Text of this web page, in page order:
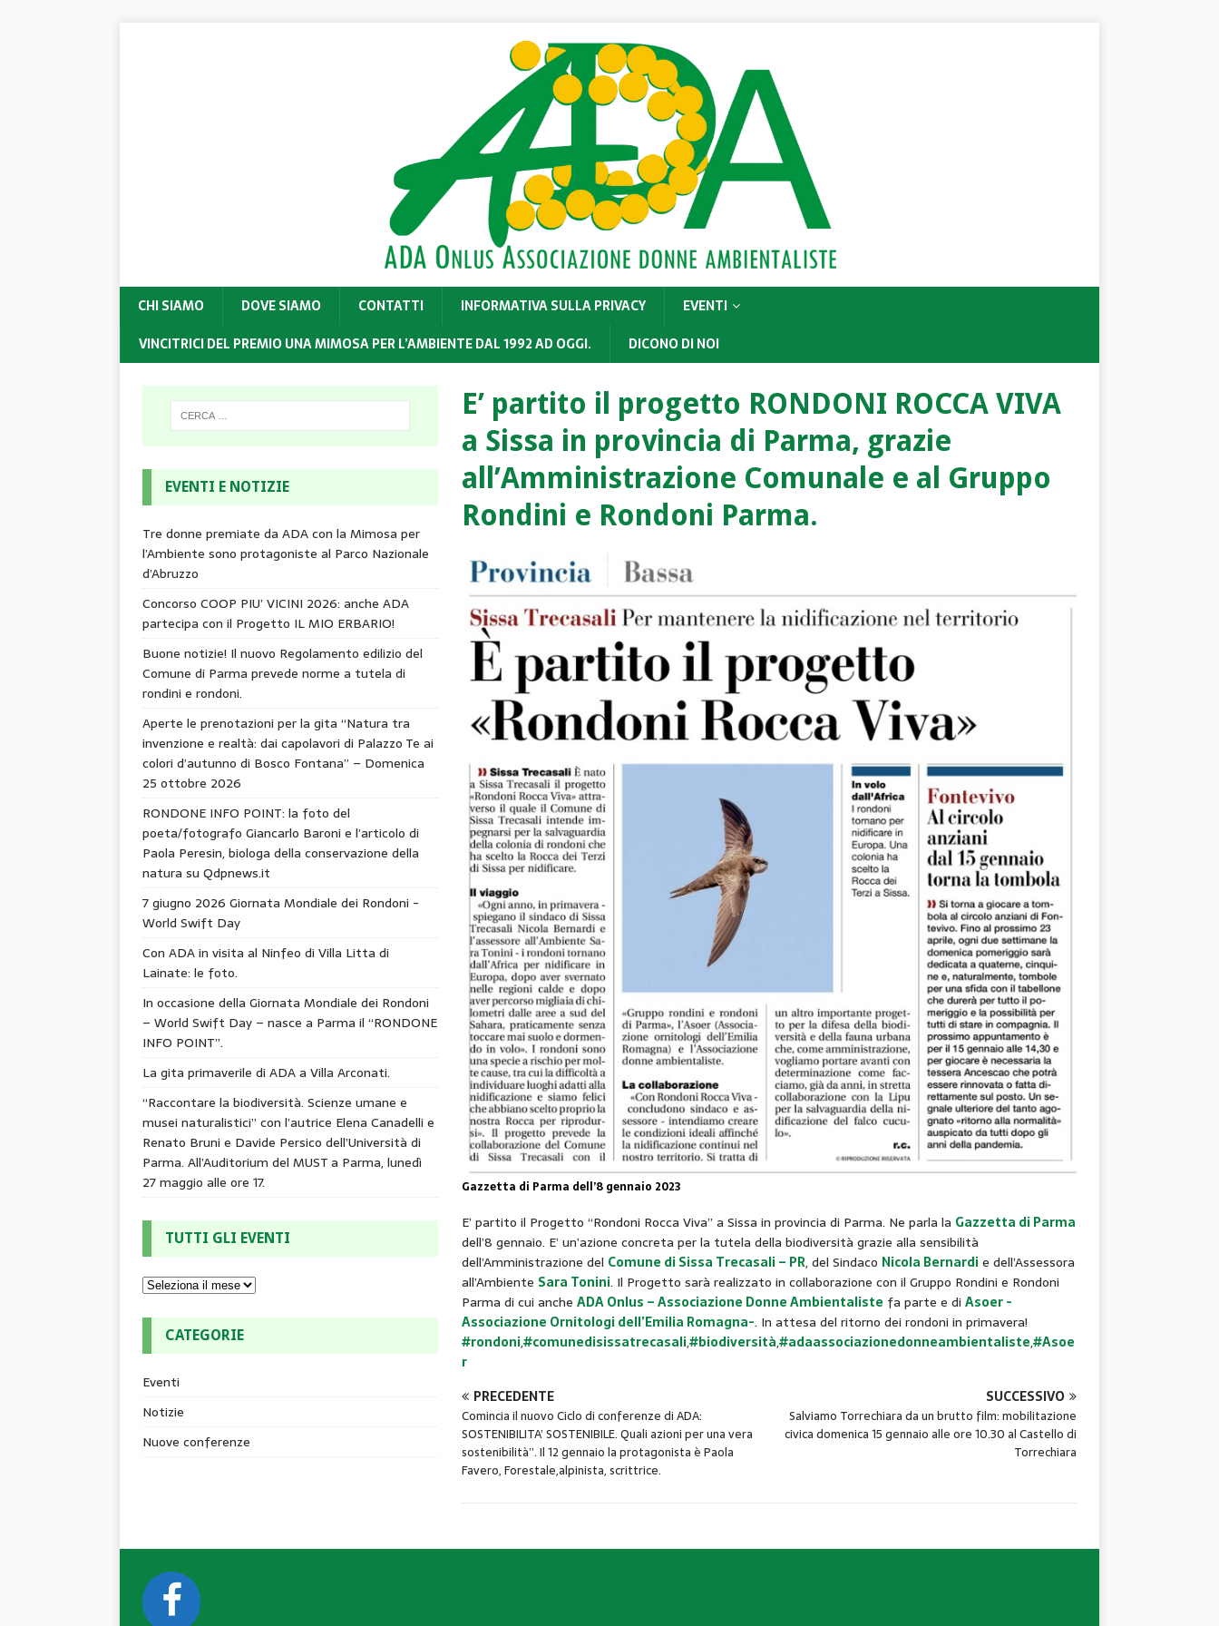
CHI SIAMO DOVE SIAMO CONTATTI INFORMATIVA SULLA PRIVACY
EVENTI
VINCITRICI DEL PREMIO UNA MIMOSA PER L’AMBIENTE DAL 1992 AD OGGI.
DICONO DI NOI
E’ partito il progetto RONDONI ROCCA VIVA
a Sissa in provincia di Parma, grazie
all’Amministrazione Comunale e al Gruppo
Rondini e Rondoni Parma.
Gazzetta di Parma dell’8 gennaio 2023
E’ partito il Progetto “Rondoni Rocca Viva” a Sissa in provincia di Parma. Ne parla la Gazzetta di Parma
dell’8 gennaio. E’ un’azione concreta per la tutela della biodiversità grazie alla sensibilità
dell’Amministrazione del Comune di Sissa Trecasali – PR, del Sindaco Nicola Bernardie dell’Assessora
all’Ambiente Sara Tonini. Il Progetto sarà realizzato in collaborazione con il Gruppo Rondini e Rondoni
Parma di cui anche ADA Onlus – Associazione Donne Ambientaliste fa parte e di Asoer -
Associazione Ornitologi dell’Emilia Romagna-. In attesa del ritorno dei rondoni in primavera!
#rondoni,#comunedisissatrecasali,#biodiversità,#adaassociazionedonneambientaliste,#Asoe
r
PRECEDENTE
Comincia il nuovo Ciclo di conferenze di ADA:
SOSTENIBILITA’ SOSTENIBILE. Quali azioni per una vera
sostenibilità”. Il 12 gennaio la protagonista è Paola
Favero, Forestale,alpinista, scrittrice.
SUCCESSIVO
Salviamo Torrechiara da un brutto film: mobilitazione
civica domenica 15 gennaio alle ore 10.30 al Castello di
Torrechiara
EVENTI E NOTIZIE
Tre donne premiate da ADA con la Mimosa per
l’Ambiente sono protagoniste al Parco Nazionale
d’Abruzzo
Concorso COOP PIU’ VICINI 2026: anche ADA
partecipa con il Progetto IL MIO ERBARIO!
Buone notizie! Il nuovo Regolamento edilizio del
Comune di Parma prevede norme a tutela di
rondini e rondoni.
Aperte le prenotazioni per la gita “Natura tra
invenzione e realtà: dai capolavori di Palazzo Te ai
colori d’autunno di Bosco Fontana” – Domenica
25 ottobre 2026
RONDONE INFO POINT: la foto del
poeta/fotografo Giancarlo Baroni e l’articolo di
Paola Peresin, biologa della conservazione della
natura su Qdpnews.it
7 giugno 2026 Giornata Mondiale dei Rondoni -
World Swift Day
Con ADA in visita al Ninfeo di Villa Litta di
Lainate: le foto.
In occasione della Giornata Mondiale dei Rondoni
– World Swift Day – nasce a Parma il “RONDONE
INFO POINT”.
La gita primaverile di ADA a Villa Arconati.
“Raccontare la biodiversità. Scienze umane e
musei naturalistici” con l’autrice Elena Canadelli e
Renato Bruni e Davide Persico dell’Università di
Parma. All’Auditorium del MUST a Parma, lunedì
27 maggio alle ore 17.
TUTTI GLI EVENTI
CATEGORIE
Eventi
Notizie
Nuove conferenze